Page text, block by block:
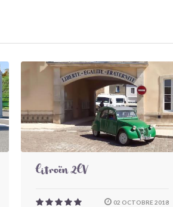
Citroën 2CV
02 OCTOBRE 2018